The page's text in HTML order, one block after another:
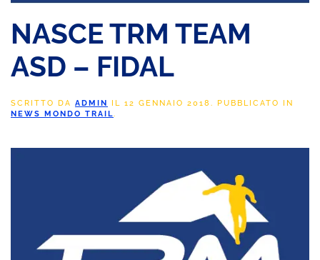
NASCE TRM TEAM
ASD – FIDAL
SCRITTO DA ADMIN IL 12 GENNAIO 2018 . PUBBLICATO IN
NEWS MONDO TRAIL.